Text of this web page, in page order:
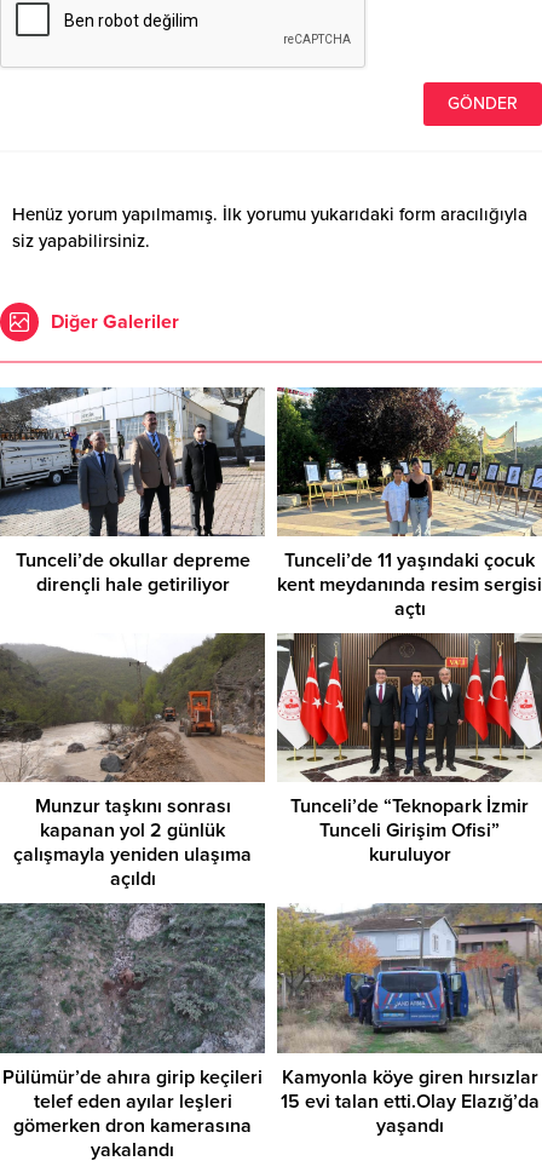
Henüz yorum yapılmamış. İlk yorumu yukarıdaki form aracılığıyla
siz yapabilirsiniz.
Diğer Galeriler
Tunceli’de okullar depreme
dirençli hale getiriliyor
Tunceli’de 11 yaşındaki çocuk
kent meydanında resim sergisi
açtı
Munzur taşkını sonrası
kapanan yol 2 günlük
çalışmayla yeniden ulaşıma
açıldı
Tunceli’de “Teknopark İzmir
Tunceli Girişim Ofisi”
kuruluyor
Pülümür’de ahıra girip keçileri
telef eden ayılar leşleri
gömerken dron kamerasına
yakalandı
Kamyonla köye giren hırsızlar
15 evi talan etti.Olay Elazığ’da
yaşandı